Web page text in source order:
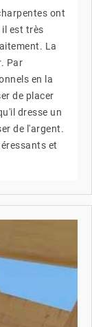
ont
est très
La
Par
en la
de placer
dresse un
de l'argent.
et